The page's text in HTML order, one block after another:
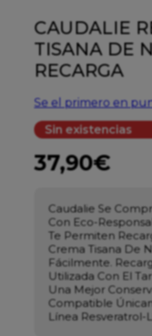
CAUDALIE
TISANA DE
RECARGA
Se el primero en
Sin existencias
37,90€
Caudalie Se
Con Eco-
Te Permiten
Crema Tisana De
Fácilmente.
Utilizada Con El
Una Mejor
Compatible
Línea Resveratrol-